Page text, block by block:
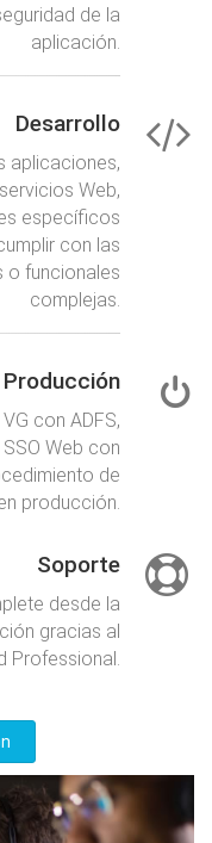
de la
aplicación.
Desarrollo
aplicaciones,
Web,
específicos
con las
funcionales
complejas.
Producción
con ADFS,
Web con
de
producción.
Soporte
desde la
gracias al
Professional.